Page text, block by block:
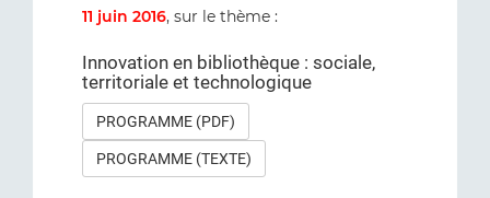
11 juin 2016, sur le thème :
Innovation en bibliothèque : sociale,
territoriale et technologique
PROGRAMME (PDF)
PROGRAMME (TEXTE)